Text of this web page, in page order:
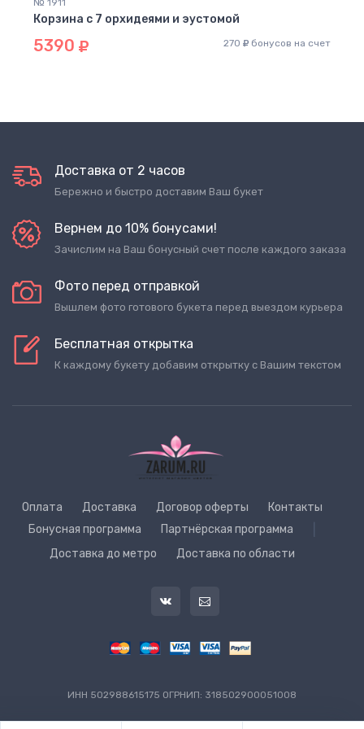
№ 1911
Корзина с 7 орхидеями и эустомой
5390 270 бонусов на счет
Доставка от 2 часов
Бережно и быстро доставим Ваш букет
Вернем до 10% бонусами!
Зачислим на Ваш бонусный счет после каждого заказа
Фото перед отправкой
Вышлем фото готового букета перед выездом курьера
Бесплатная открытка
К каждому букету добавим открытку с Вашим текстом
Оплата Доставка Договор оферты
Контакты
Бонусная программа
Партнёрская программа
Доставка до метро Доставка по области
ИНН 502988615175 ОГРНИП: 318502900051008